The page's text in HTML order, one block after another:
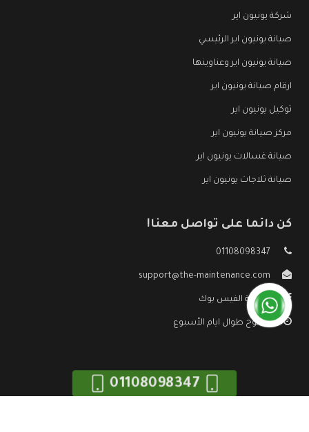
شركة يونيون اير
صيانة يونيون اير الرئيسي
صيانة يونيون اير وعناوينها
ارقام صيانة يونيون اير
توكيل يونيون اير
مركز صيانة يونيون اير
صيانة غسالات يونيون اير
صيانة ثلاجات يونيون اير
كن دائما على تواصل معنا!
01108098347
support@the-maintenance.com
صفحة الفيس بوك
مفتوح طوال ايام الأسبوع
01108098347